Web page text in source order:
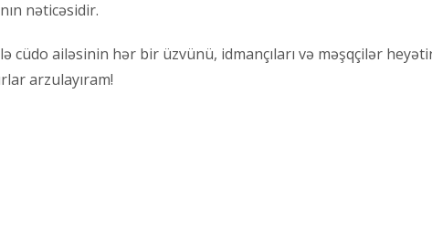
nəticəsidir.
cüdo ailəsinin hər bir üzvünü, idmançıları və məşqçilər
arzulayıram!